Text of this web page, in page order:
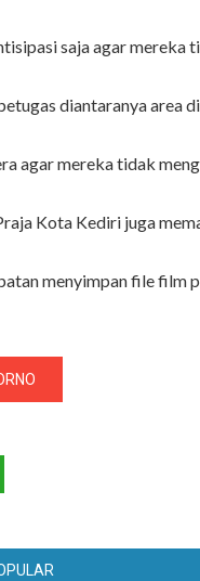
saja agar
diantaranya area
agar mereka tidak
Kota Kediri juga
menyimpan file film